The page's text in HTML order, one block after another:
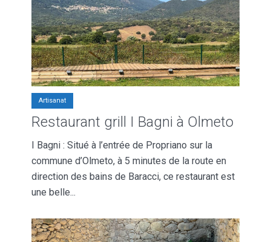
Artisanat
Restaurant grill I Bagni à Olmeto
I Bagni : Situé à l’entrée de Propriano sur la
commune d’Olmeto, à 5 minutes de la route en
direction des bains de Baracci, ce restaurant est
une belle...